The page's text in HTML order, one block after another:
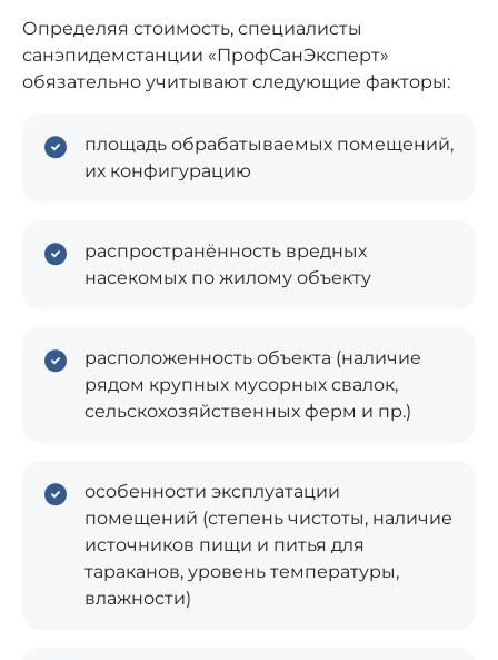
Определяя стоимость, специалисты
санэпидемстанции «ПрофСанЭксперт»
обязательно учитывают следующие факторы:
площадь обрабатываемых помещений,
их конфигурацию
распространённость вредных
насекомых по жилому объекту
расположенность объекта (наличие
рядом крупных мусорных свалок,
сельскохозяйственных ферм и пр.)
особенности эксплуатации
помещений (степень чистоты, наличие
источников пищи и питья для
тараканов, уровень температуры,
влажности)